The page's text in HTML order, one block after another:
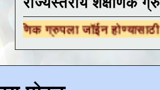
जॉईन होण्यासाठीयेथे क्लिक